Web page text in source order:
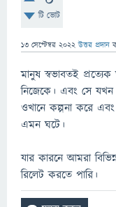
টি ভোট
13 সেপ্টেম্বর 2022 উত্তর প্রদান
মানুষ স্বভাবতই
নিজেকে। এবং সে
ওখানে কল্পনা করে
এমন ঘটে।
যার কারনে আমরা
রিলেট করতে পারি।